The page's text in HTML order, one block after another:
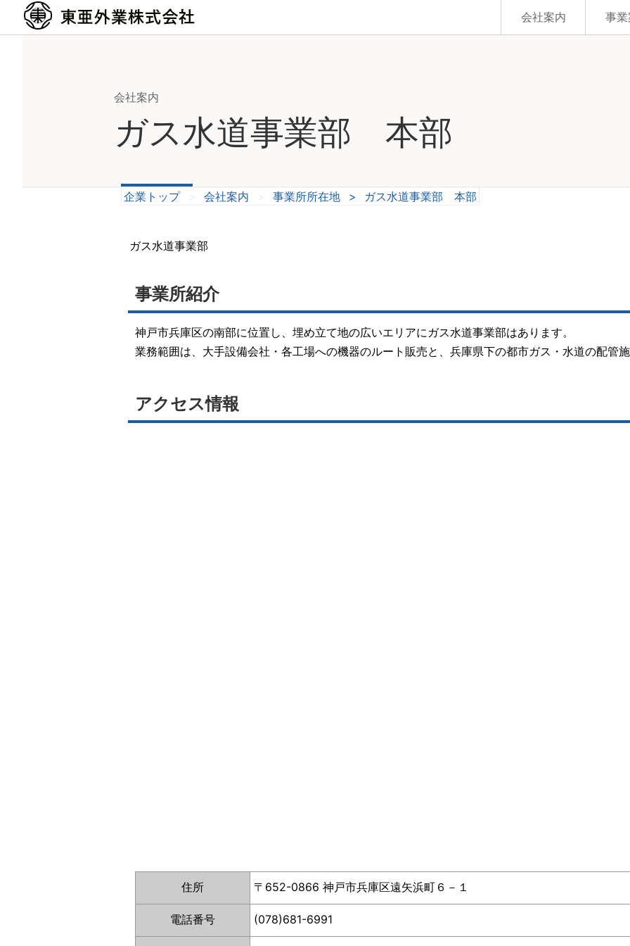
会社案内 事
会社案内
ガス水道事業部 本部
企業トップ 会社案内 事業所所在地 > ガス水道事業部 本部
ガス水道事業部
事業所紹介
神戸市兵庫区の南部に位置し、埋め立て地の広いエリアにガス水道事業部はあります。
業務範囲は、大手設備会社・各工場への機器のルート販売と、兵庫県下の都市ガス・水道の配管
アクセス情報
住所 〒652-0866 神戸市兵庫区遠矢浜町６－１
電話番号 (078)681-6991